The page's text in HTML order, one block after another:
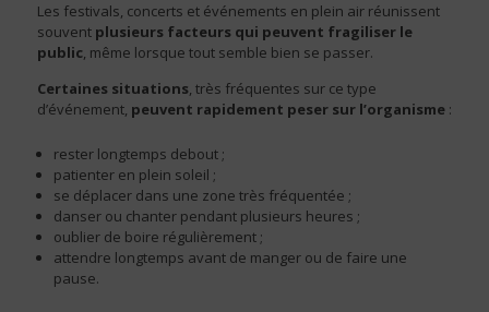
Les festivals, concerts et événements en plein air réunissent
souvent plusieurs facteurs qui peuvent fragiliser le
public, même lorsque tout semble bien se passer.
Certaines situations, très fréquentes sur ce type
d’événement, peuvent rapidement peser sur l’organisme :
rester longtemps debout ;
patienter en plein soleil ;
se déplacer dans une zone très fréquentée ;
danser ou chanter pendant plusieurs heures ;
oublier de boire régulièrement ;
attendre longtemps avant de manger ou de faire une
pause.